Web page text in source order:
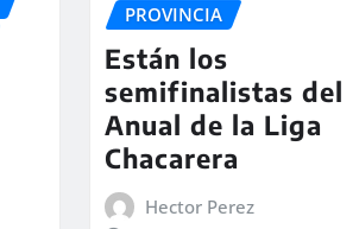
PROVINCIA
Están los
semifinalistas del
Anual de la Liga
Chacarera
Hector Perez